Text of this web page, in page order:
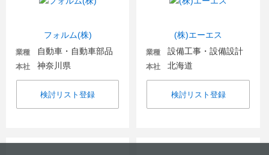
フォルム(株)
業種 自動車・自動車部品
本社 神奈川県
検討リスト登録
(株)エーエス
業種 設備工事・設備設計
本社 北海道
検討リスト登録